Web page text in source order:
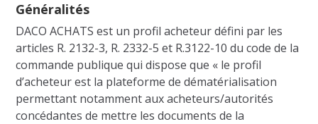
Généralités
DACO ACHATS est un profil acheteur défini par les
articles R. 2132-3, R. 2332-5 et R.3122-10 du code de la
commande publique qui dispose que « le profil
d’acheteur est la plateforme de dématérialisation
permettant notamment aux acheteurs/autorités
concédantes de mettre les documents de la